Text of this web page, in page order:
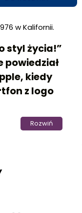
w Kalifornii.
styl życia!”
powiedział
kiedy
z logo
telefon
ale jeszcze
Rozwiń